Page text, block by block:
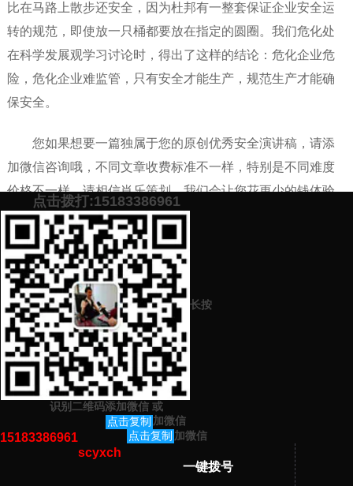
比在马路上散步还安全，因为杜邦有一整套保证企业安全运
转的规范，即使放一只桶都要放在指定的圆圈。我们危化处
在科学发展观学习讨论时，得出了这样的结论：危化企业危
险，危化企业难监管，只有安全才能生产，规范生产才能确
保安全。
您如果想要一篇独属于您的原创优秀安全演讲稿，请添
加微信咨询哦，不同文章收费标准不一样，特别是不同难度
价格不一样，请相信肖乐策划，我们会让您花更少的钱体验
优质的代写原创文章服务。
预约营销老师 添加微信号：scyxch
案！
上一篇：代写爱岗爱国的高质量网站 要信誉好点的
下一篇：代写1000字优秀原创职工爱岗稿的网站有哪些
猜你感兴趣的内容
暂无相关文章！
点击拨打:15183386961
长按
识别二维码添加微信 或
点击复制
15183386961
加微信
点击复制
scyxch
加微信
一键拨号